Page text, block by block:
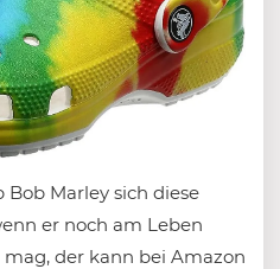
Marley sich diese
er noch am Leben
der kann bei Amazon